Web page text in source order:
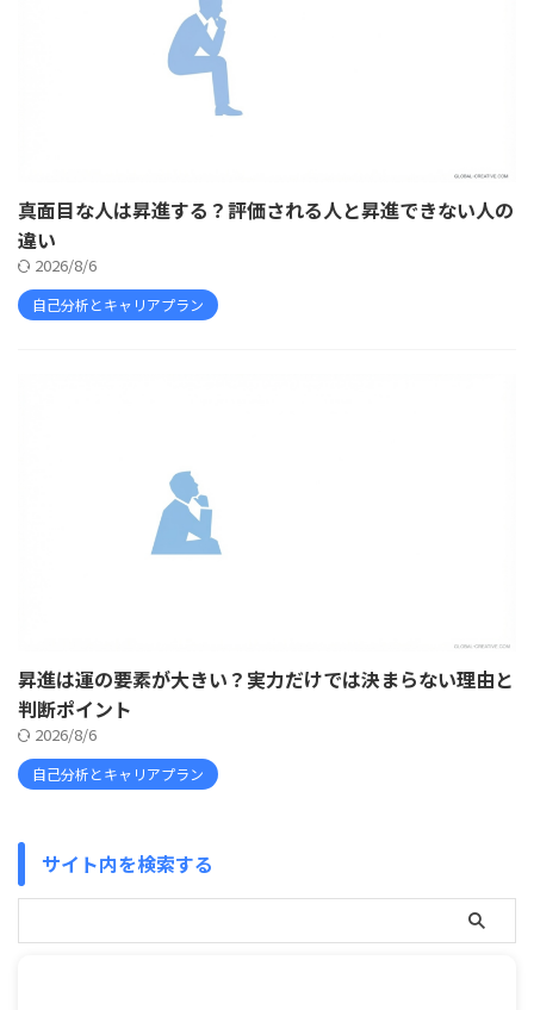
真面目な人は昇進する？評価される人と昇進できない人の
違い
2026/8/6
自己分析とキャリアプラン
昇進は運の要素が大きい？実力だけでは決まらない理由と
判断ポイント
2026/8/6
自己分析とキャリアプラン
サイト内を検索する